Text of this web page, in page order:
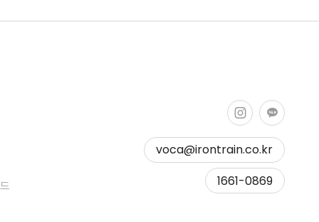
voca@irontrain.co.kr
Copy to clipboard
Copied !1661-0869